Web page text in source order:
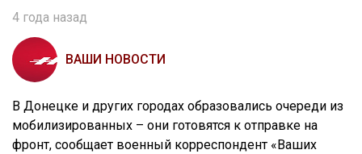
4 года назад
ВАШИ НОВОСТИ
В Донецке и других городах образовались очереди из
мобилизированных – они готовятся к отправке на
фронт, сообщает военный корреспондент «Ваших